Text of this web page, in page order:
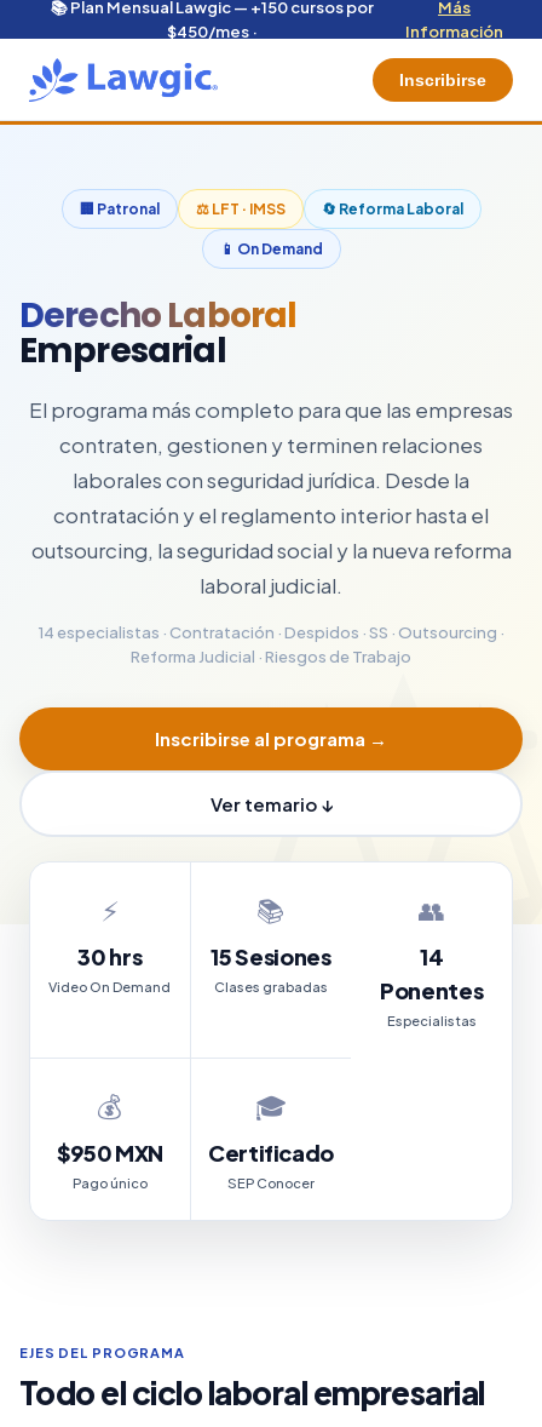
📚 Plan Mensual Lawgic — +150 cursos por
$450/mes ·
Más
Información
Inscribirse
🏢 Patronal ⚖️ LFT · IMSS 🔄 Reforma Laboral
📱 On Demand
Derecho Laboral
Empresarial
El programa más completo para que las empresas
contraten, gestionen y terminen relaciones
laborales con seguridad jurídica. Desde la
contratación y el reglamento interior hasta el
outsourcing, la seguridad social y la nueva reforma
laboral judicial.
14 especialistas · Contratación · Despidos · SS · Outsourcing ·
Reforma Judicial · Riesgos de Trabajo
Inscribirse al programa →
Ver temario ↓
⚡
30 hrs
Video On Demand
📚
15 Sesiones
Clases grabadas
👥
14
Ponentes
Especialistas
💰
$950 MXN
Pago único
🎓
Certificado
SEP Conocer
EJES DEL PROGRAMA
Todo el ciclo laboral empresarial